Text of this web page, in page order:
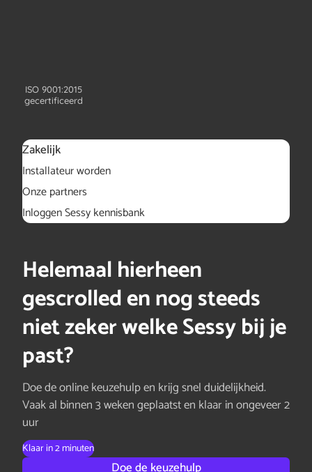
ISO 9001:2015
gecertificeerd
Zakelijk
Installateur worden
Onze partners
Inloggen Sessy kennisbank
Helemaal hierheen
gescrolled en nog steeds
niet zeker welke Sessy bij je
past?
Doe de online keuzehulp en krijg snel duidelijkheid.
Vaak al binnen 3 weken geplaatst en klaar in ongeveer 2
uur
Klaar in 2 minuten
Doe de keuzehulp